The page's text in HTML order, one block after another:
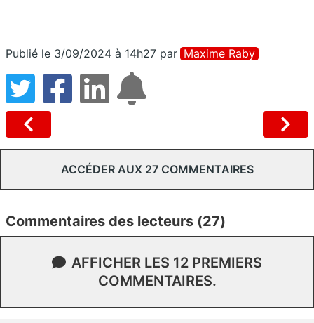
Publié le 3/09/2024 à 14h27 par Maxime Raby
ACCÉDER AUX 27 COMMENTAIRES
Commentaires des lecteurs (27)
AFFICHER LES 12 PREMIERS
COMMENTAIRES.